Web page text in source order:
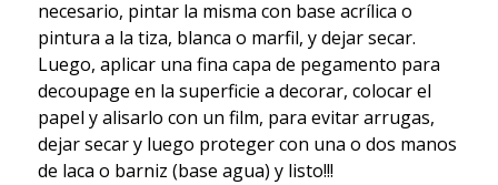
necesario, pintar la misma con base acrílica o
pintura a la tiza, blanca o marfil, y dejar secar.
Luego, aplicar una fina capa de pegamento para
decoupage en la superficie a decorar, colocar el
papel y alisarlo con un film, para evitar arrugas,
dejar secar y luego proteger con una o dos manos
de laca o barniz (base agua) y listo!!!